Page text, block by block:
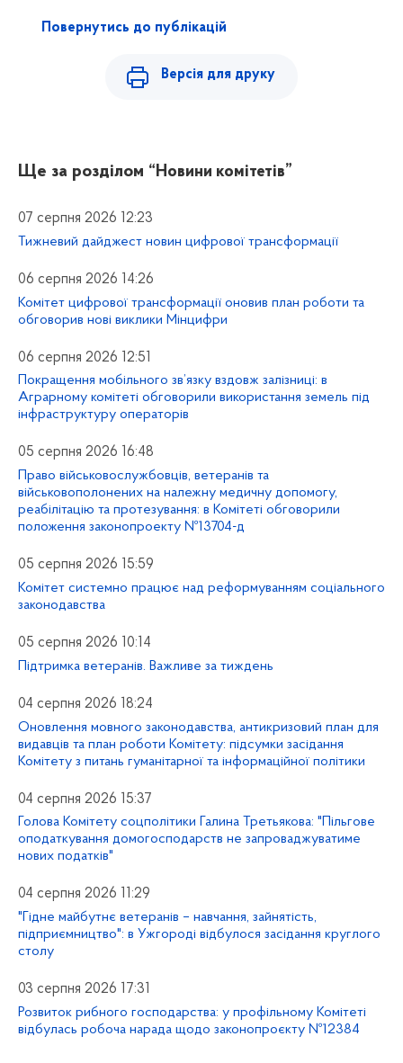
Повернутись до публікацій
Версія для друку
Ще за розділом “Новини комітетів”
07 серпня 2026 12:23
Тижневий дайджест новин цифрової трансформації
06 серпня 2026 14:26
Комітет цифрової трансформації оновив план роботи та
обговорив нові виклики Мінцифри
06 серпня 2026 12:51
Покращення мобільного зв’язку вздовж залізниці: в
Аграрному комітеті обговорили використання земель під
інфраструктуру операторів
05 серпня 2026 16:48
Право військовослужбовців, ветеранів та
військовополонених на належну медичну допомогу,
реабілітацію та протезування: в Комітеті обговорили
положення законопроекту №13704-д
05 серпня 2026 15:59
Комітет системно працює над реформуванням соціального
законодавства
05 серпня 2026 10:14
Підтримка ветеранів. Важливе за тиждень
04 серпня 2026 18:24
Оновлення мовного законодавства, антикризовий план для
видавців та план роботи Комітету: підсумки засідання
Комітету з питань гуманітарної та інформаційної політики
04 серпня 2026 15:37
Голова Комітету соцполітики Галина Третьякова: "Пільгове
оподаткування домогосподарств не запроваджуватиме
нових податків"
04 серпня 2026 11:29
"Гідне майбутнє ветеранів – навчання, зайнятість,
підприємництво": в Ужгороді відбулося засідання круглого
столу
03 серпня 2026 17:31
Розвиток рибного господарства: у профільному Комітеті
відбулась робоча нарада щодо законопроєкту №12384